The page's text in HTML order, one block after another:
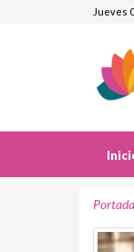
Jueves
Portada